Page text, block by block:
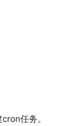
任务。